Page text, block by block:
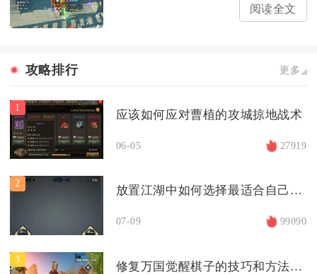
阅读全文
攻略排行 更多
1
应该如何应对曹植的攻城掠地战术
06-05 27919
2
放置江湖中如何选择最适合自己的门派
07-09 99090
3
修复万国觉醒棋子的技巧和方法有哪些